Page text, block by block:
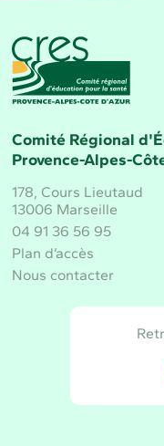
CRES Paca -
Comité Régional
Provence-Alpes-
178, Cours Lieutaud
13006 Marseille
04 91 36 56 95
Plan d’accès
Nous contacter